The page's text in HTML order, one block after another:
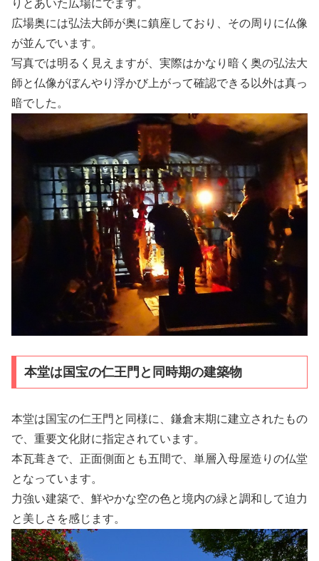
りとあいた広場にでます。
広場奥には弘法大師が奥に鎮座しており、その周りに仏像
が並んでいます。
写真では明るく見えますが、実際はかなり暗く奥の弘法大
師と仏像がぼんやり浮かび上がって確認できる以外は真っ
暗でした。
本堂は国宝の仁王門と同時期の建築物
本堂は国宝の仁王門と同様に、鎌倉末期に建立されたもの
で、重要文化財に指定されています。
本瓦葺きで、正面側面とも五間で、単層入母屋造りの仏堂
となっています。
力強い建築で、鮮やかな空の色と境内の緑と調和して迫力
と美しさを感じます。